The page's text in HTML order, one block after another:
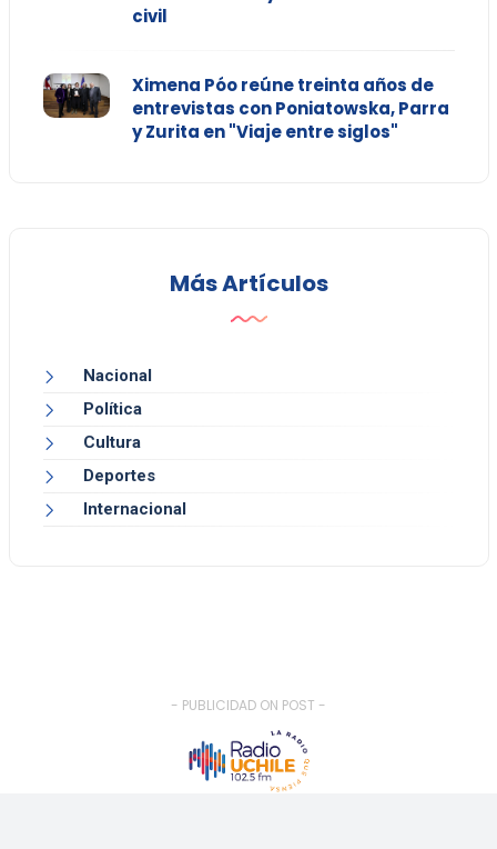
civil
Ximena Póo reúne treinta años de
entrevistas con Poniatowska, Parra
y Zurita en "Viaje entre siglos"
Más Artículos
Nacional
Política
Cultura
Deportes
Internacional
- PUBLICIDAD ON POST -